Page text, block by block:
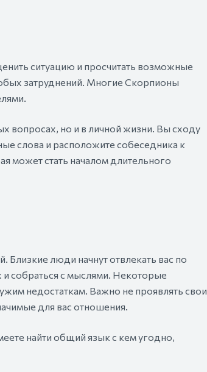
ситуацию и просчитать возможные
затруднений. Многие Скорпионы
вопросах, но и в личной жизни. Вы сходу
слова и расположите собеседника к
может стать началом длительного
Близкие люди начнут отвлекать вас по
и собраться с мыслями. Некоторые
недостаткам. Важно не проявлять свои
для вас отношения.
найти общий язык с кем угодно,